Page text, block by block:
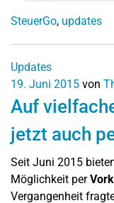
SteuerGo, updates
Updates
19. Juni 2015 von
Auf
jetzt auch
Seit Juni 2015
Möglichkeit per
Vergangenheit